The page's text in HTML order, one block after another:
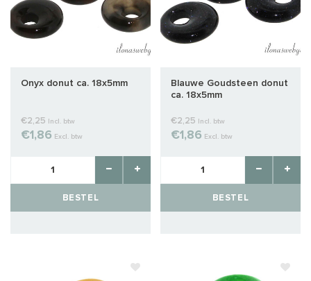
Onyx donut ca. 18x5mm
€2,25 Incl. btw
€1,86 Excl. btw
BESTEL
Blauwe Goudsteen donut
ca. 18x5mm
€2,25 Incl. btw
€1,86 Excl. btw
BESTEL